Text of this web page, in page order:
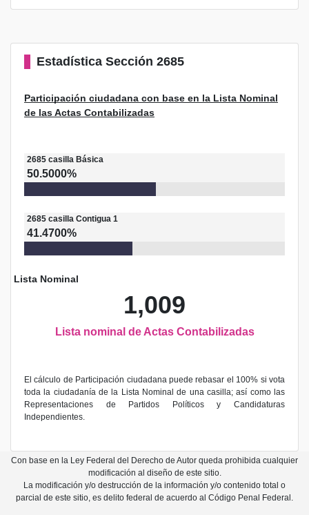
Estadística Sección 2685
Participación ciudadana con base en la Lista Nominal
de las Actas Contabilizadas
2685 casilla Básica
50.5000%
2685 casilla Contigua 1
41.4700%
Lista Nominal
1,009
Lista nominal de Actas Contabilizadas
El cálculo de Participación ciudadana puede rebasar el 100% si vota
toda la ciudadanía de la Lista Nominal de una casilla; así como las
Representaciones de Partidos Políticos y Candidaturas
Independientes.
Con base en la Ley Federal del Derecho de Autor queda prohibida cualquier
modificación al diseño de este sitio.
La modificación y/o destrucción de la información y/o contenido total o
parcial de este sitio, es delito federal de acuerdo al Código Penal Federal.